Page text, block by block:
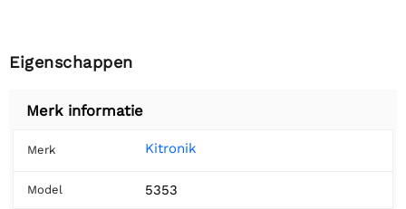
Eigenschappen
Merk informatie
Merk Kitronik
Model 5353